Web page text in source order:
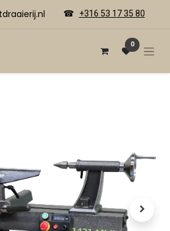
☎ +316 53 17 35 80
0